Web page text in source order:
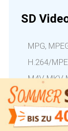
SD
MPG,
H.264/
M4V, MKV,
DPG, TS,